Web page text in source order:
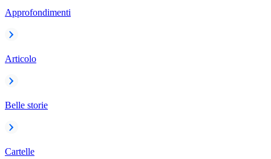
Approfondimenti
Articolo
Belle storie
Cartelle